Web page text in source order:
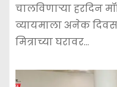
चालविणाऱ्या हरदिन
व्यायमाला अनेक
मित्राच्या घरावर…